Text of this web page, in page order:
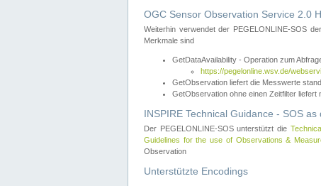
OGC Sensor Observation Service 2.0
Weiterhin verwendet der PEGELONLINE-SOS
Merkmale sind
GetDataAvailability - Operation zum
https://pegelonline.wsv.de/
GetObservation liefert die Messwerte
GetObservation ohne einen Zeitfilter liefert
INSPIRE Technical Guidance - SOS
Der PEGELONLINE-SOS unterstützt die
Guidelines for the use of Observations &
Observation
Unterstützte Encodings